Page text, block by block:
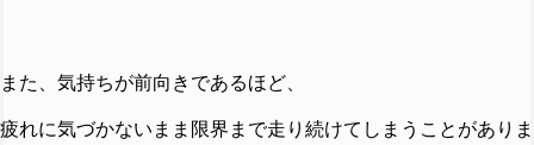
また、気持ちが前向きであるほど、
疲れに気づかないまま限界まで走り続けてしまうことがありま